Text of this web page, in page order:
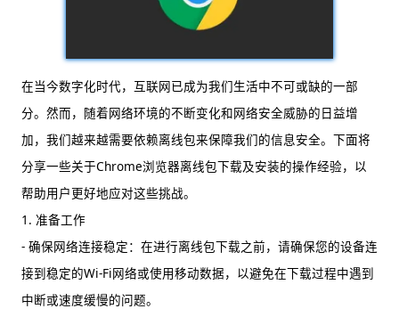
在当今数字化时代，互联网已成为我们生活中不可或缺的一部
分。然而，随着网络环境的不断变化和网络安全威胁的日益增
加，我们越来越需要依赖离线包来保障我们的信息安全。下面将
分享一些关于Chrome浏览器离线包下载及安装的操作经验，以
帮助用户更好地应对这些挑战。
1. 准备工作
- 确保网络连接稳定：在进行离线包下载之前，请确保您的设备连
接到稳定的Wi-Fi网络或使用移动数据，以避免在下载过程中遇到
中断或速度缓慢的问题。